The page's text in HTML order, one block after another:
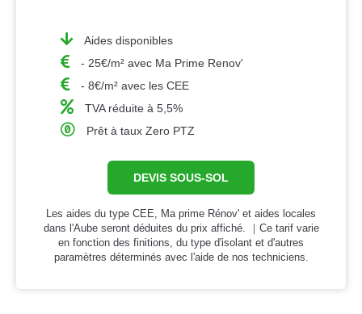
Aides disponibles
- 25€/m² avec Ma Prime Renov'
- 8€/m² avec les CEE
TVA réduite à 5,5%
Prêt à taux Zero PTZ
DEVIS SOUS-SOL
Les aides du type CEE, Ma prime Rénov' et aides locales
dans l'Aube seront déduites du prix affiché. ｜Ce tarif varie
en fonction des finitions, du type d'isolant et d'autres
paramètres déterminés avec l'aide de nos techniciens.